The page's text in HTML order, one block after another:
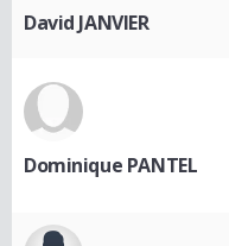
David JANVIER
Dominique PANTEL